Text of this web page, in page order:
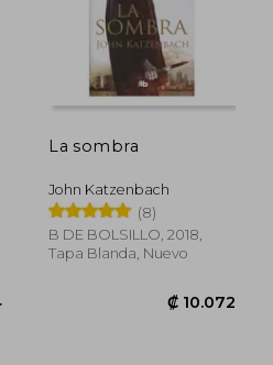
La sombra
John Katzenbach
(8)
B DE BOLSILLO, 2018,
Tapa Blanda, Nuevo